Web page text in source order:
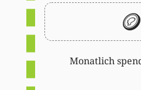
🪙
Monatlich